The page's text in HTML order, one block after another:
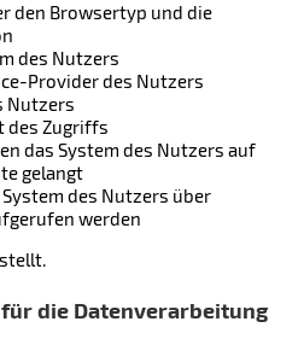
den Browsertyp und die
des Nutzers
Provider des Nutzers
Nutzers
des Zugriffs
das System des Nutzers auf
gelangt
des Nutzers über
werden
die Datenverarbeitung